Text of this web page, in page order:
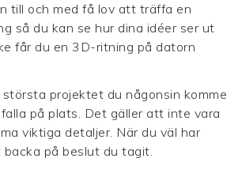
till och med få lov att träffa en
så du kan se hur dina idéer ser ut
får du en 3D-ritning på datorn
projektet du någonsin
på plats. Det gäller att inte vara
viktiga detaljer. När du väl har
på beslut du tagit.